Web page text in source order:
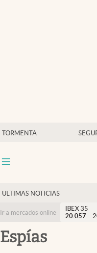
TORMENTA
ULTIMAS NOTICIAS
Ir a mercados online
IBEX 35
20.057
espías